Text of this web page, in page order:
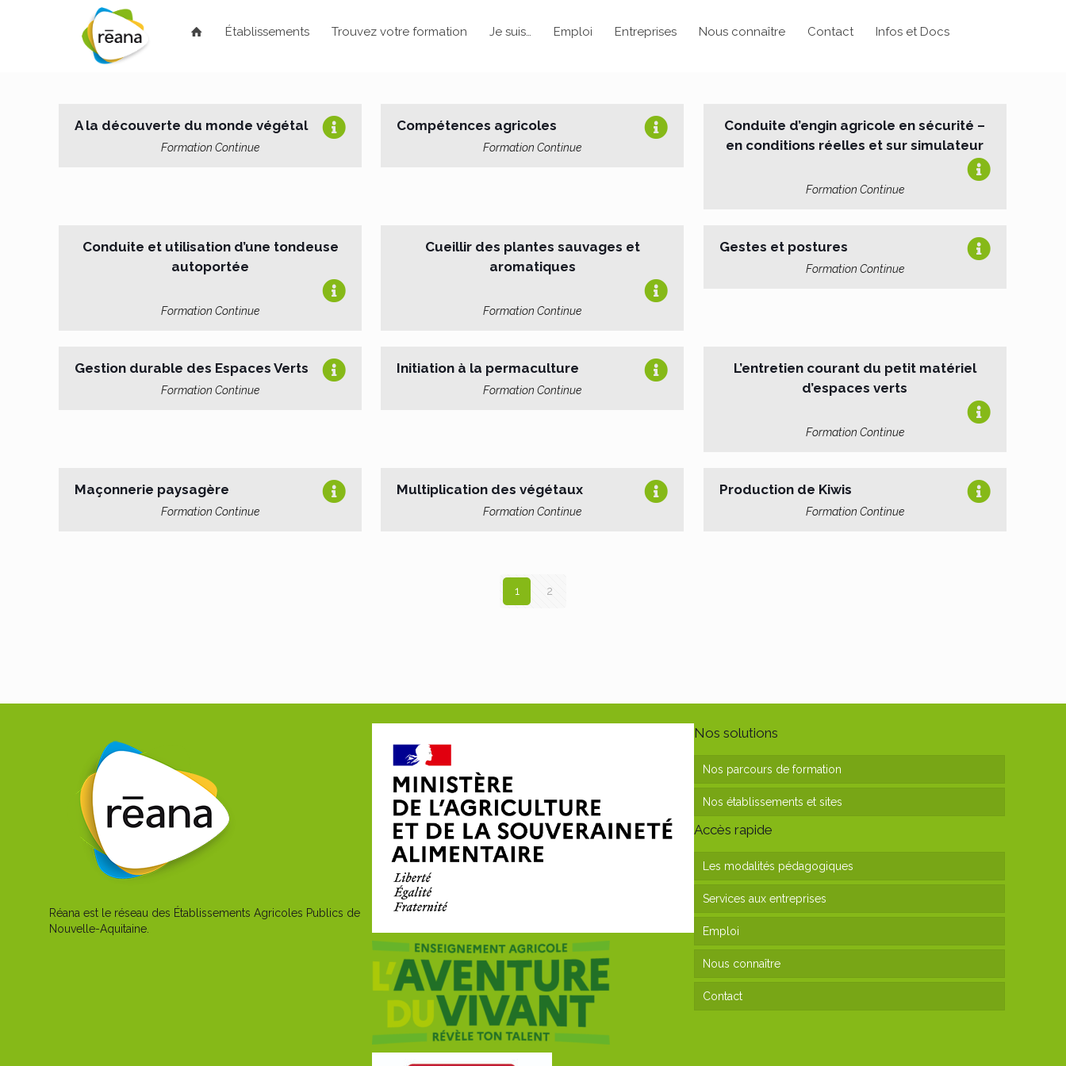
Établissements Trouvez votre formation Je suis… Emploi Entreprises Nous connaître Contact Infos et Docs
A la découverte du monde végétal
Formation Continue
Compétences agricoles
Formation Continue
Conduite d’engin agricole en sécurité –
en conditions réelles et sur simulateur
Formation Continue
Conduite et utilisation d’une tondeuse
autoportée
Formation Continue
Cueillir des plantes sauvages et
aromatiques
Formation Continue
Gestes et postures
Formation Continue
Gestion durable des Espaces Verts
Formation Continue
Initiation à la permaculture
Formation Continue
L’entretien courant du petit matériel
d’espaces verts
Formation Continue
Maçonnerie paysagère
Formation Continue
Multiplication des végétaux
Formation Continue
Production de Kiwis
Formation Continue
1 2
Réana est le réseau des Établissements Agricoles Publics de
Nouvelle-Aquitaine.
Nos solutions
Nos parcours de formation
Nos établissements et sites
Accès rapide
Les modalités pédagogiques
Services aux entreprises
Emploi
Nous connaître
Contact